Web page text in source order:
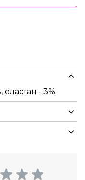
еластан - 3%